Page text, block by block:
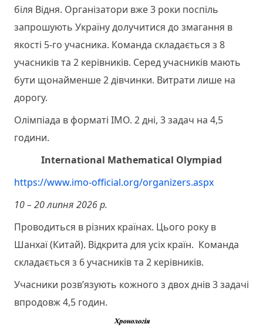
біля Відня. Організатори вже 3 роки поспіль
запрошують Україну долучитися до змагання в
якості 5-го учасника. Команда складається з 8
учасників та 2 керівників. Серед учасників мають
бути щонайменше 2 дівчинки. Витрати лише на
дорогу.
Олімпіада в форматі ІМО. 2 дні, 3 задач на 4,5
години.
International Mathematical Olympiad
https://www.imo-official.org/organizers.aspx
10 – 20 липня 2026 р.
Проводиться в різних країнах. Цього року в
Шанхаї (Китай). Відкрита для усіх країн. Команда
складається з 6 учасників та 2 керівників.
Учасники розв’язують кожного з двох днів 3 задачі
впродовж 4,5 годин.